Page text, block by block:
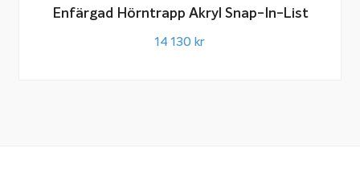
Enfärgad Hörntrapp Akryl Snap-In-List
14 130 kr